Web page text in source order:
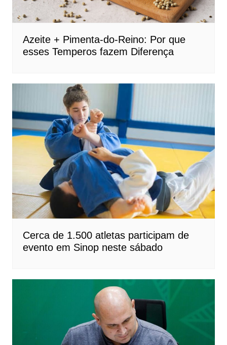
Azeite + Pimenta-do-Reino: Por que
esses Temperos fazem Diferença
Cerca de 1.500 atletas participam de
evento em Sinop neste sábado